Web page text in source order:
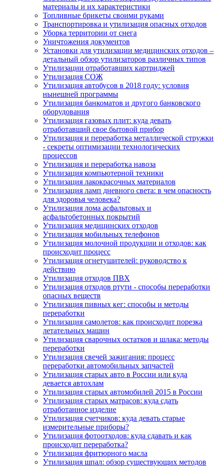
материалы и их характеристики
Топливные брикеты своими руками
Транспортировка и утилизация опасных отходов
Уборка территории от снега
Уничтожения документов
Установки для утилизации медицинских отходов –
детальный обзор утилизаторов различных типов
Утилизации отработавших картриджей
Утилизация СОЖ
Утилизация автобусов в 2018 году: условия
нынешней программы
Утилизация банкоматов и другого банковского
оборудования
Утилизация газовых плит: куда девать
отработавший свое бытовой прибор
Утилизация и переработка металлической стружки
- секреты оптимизации технологических
процессов
Утилизация и переработка навоза
Утилизация компьютерной техники
Утилизация лакокрасочных материалов
Утилизация ламп дневного света: в чем опасность
для здоровья человека?
Утилизация лома асфальтовых и
асфальтобетонных покрытий
Утилизация медицинских отходов
Утилизация мобильных телефонов
Утилизация молочной продукции и отходов: как
происходит процесс
Утилизация огнетушителей: руководство к
действию
Утилизация отходов ПВХ
Утилизация отходов ртути - способы переработки
опасных веществ
Утилизация пивных кег: способы и методы
переработки
Утилизация самолетов: как происходит порезка
летательных машин
Утилизация сварочных остатков и шлака: методы
переработки
Утилизация свечей зажигания: процесс
переработки автомобильных запчастей
Утилизация старых авто в России или куда
девается автохлам
Утилизация старых автомобилей 2015 в России
Утилизация старых матрасов: куда сдать
отработанное изделие
Утилизация счетчиков: куда девать старые
измерительные приборы?
Утилизация фотоотходов: куда сдавать и как
происходит переработка?
Утилизация фритюрного масла
Утилизация шпал: обзор существующих методов